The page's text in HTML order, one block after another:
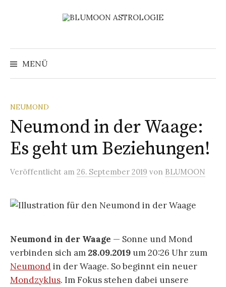
MENÜ
Suchen
NEUMOND
Neumond in der Waage:
Es geht um Beziehungen!
Veröffentlicht am 26. September 2019 von BLUMOON
Neumond in der Waage — Sonne und Mond
verbinden sich am 28.09.2019 um 20:26 Uhr zum
Neumondin der Waage. So beginnt ein neuer
Mondzyklus. Im Fokus stehen dabei unsere